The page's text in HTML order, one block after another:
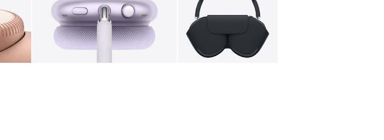
图像 3 图库 图像 4 图像